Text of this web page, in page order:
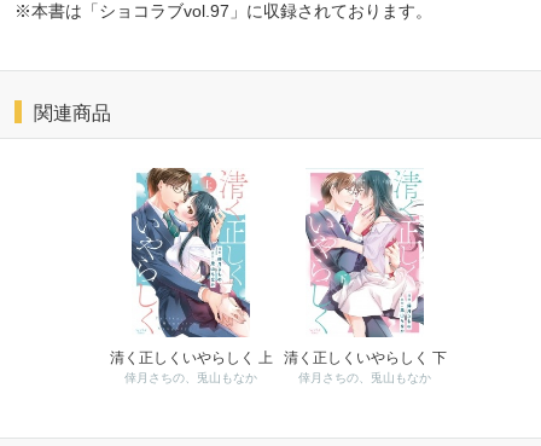
※本書は「ショコラブvol.97」に収録されております。
関連商品
清く正しくいやらしく 上
倖月さちの、兎山もなか
清く正しくいやらしく 下
倖月さちの、兎山もなか